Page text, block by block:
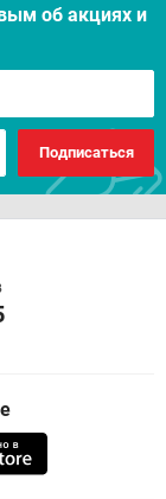
об акцияx и
Подписаться